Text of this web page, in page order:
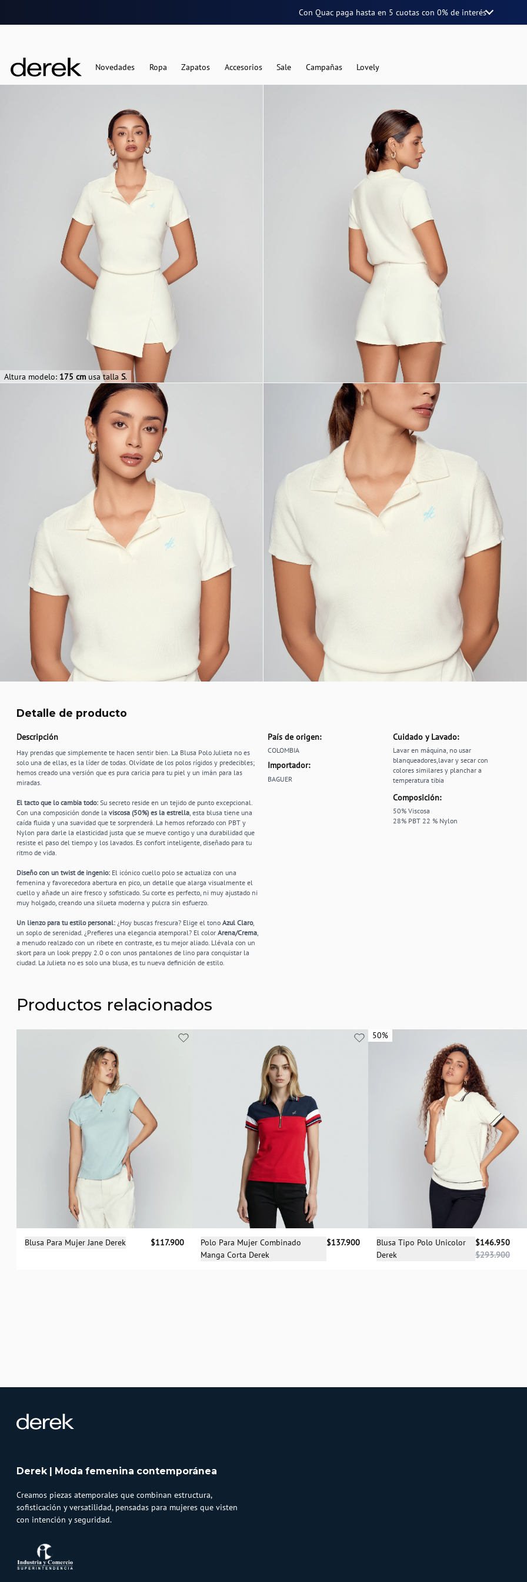
Con Quac paga hasta en 5 cuotascon 0% de interés
Novedades Ropa Zapatos Accesorios Sale Campañas Lovely
Altura modelo: 175 cm usa talla S.
Detalle de producto
Descripción
Hay prendas que simplemente te hacen sentir bien. La Blusa Polo Julieta no es
solo una de ellas, es la líder de todas. Olvídate de los polos rígidos y predecibles;
hemos creado una versión que es pura caricia para tu piel y un imán para las
miradas.
El tacto que lo cambia todo: Su secreto reside en un tejido de punto excepcional.
Con una composición donde la viscosa (50%) es la estrella , esta blusa tiene una
caída fluida y una suavidad que te sorprenderá. La hemos reforzado con PBT y
Nylon para darle la elasticidad justa que se mueve contigo y una durabilidad que
resiste el paso del tiempo y los lavados. Es confort inteligente, diseñado para tu
ritmo de vida.
Diseño con un twist de ingenio: El icónico cuello polo se actualiza con una
femenina y favorecedora abertura en pico, un detalle que alarga visualmente el
cuello y añade un aire fresco y sofisticado. Su corte es perfecto, ni muy ajustado ni
muy holgado, creando una silueta moderna y pulcra sin esfuerzo.
Un lienzo para tu estilo personal: ¿Hoy buscas frescura? Elige el tono Azul Claro,
un soplo de serenidad. ¿Prefieres una elegancia atemporal? El color Arena/Crema
a menudo realzado con un ribete en contraste, es tu mejor aliado. Llévala con un
skort para un look preppy 2.0 o con unos pantalones de lino para conquistar la
ciudad. La Julieta no es solo una blusa, es tu nueva definición de estilo.
País de origen:
COLOMBIA
Importador:
BAGUER
Cuidado y Lavado:
Lavar en máquina, no usar
blanqueadores,lavar y secar con
colores similares y planchar a
temperatura tibia
Composición:
50% Viscosa
28% PBT 22 % Nylon
Productos relacionados
Selecciona una talla
Blusa Para Mujer Jane Derek $117.900 Selecciona una talla
Polo Para Mujer Combinado
Manga Corta Derek
$137.900
50%
50%
Selecciona una talla
Blusa Tipo Polo Unicolor
Derek
$146.950
$293.900
Derek | Moda femenina contemporánea
Creamos piezas atemporales que combinan estructura,
sofisticación y versatilidad, pensadas para mujeres que visten
con intención y seguridad.